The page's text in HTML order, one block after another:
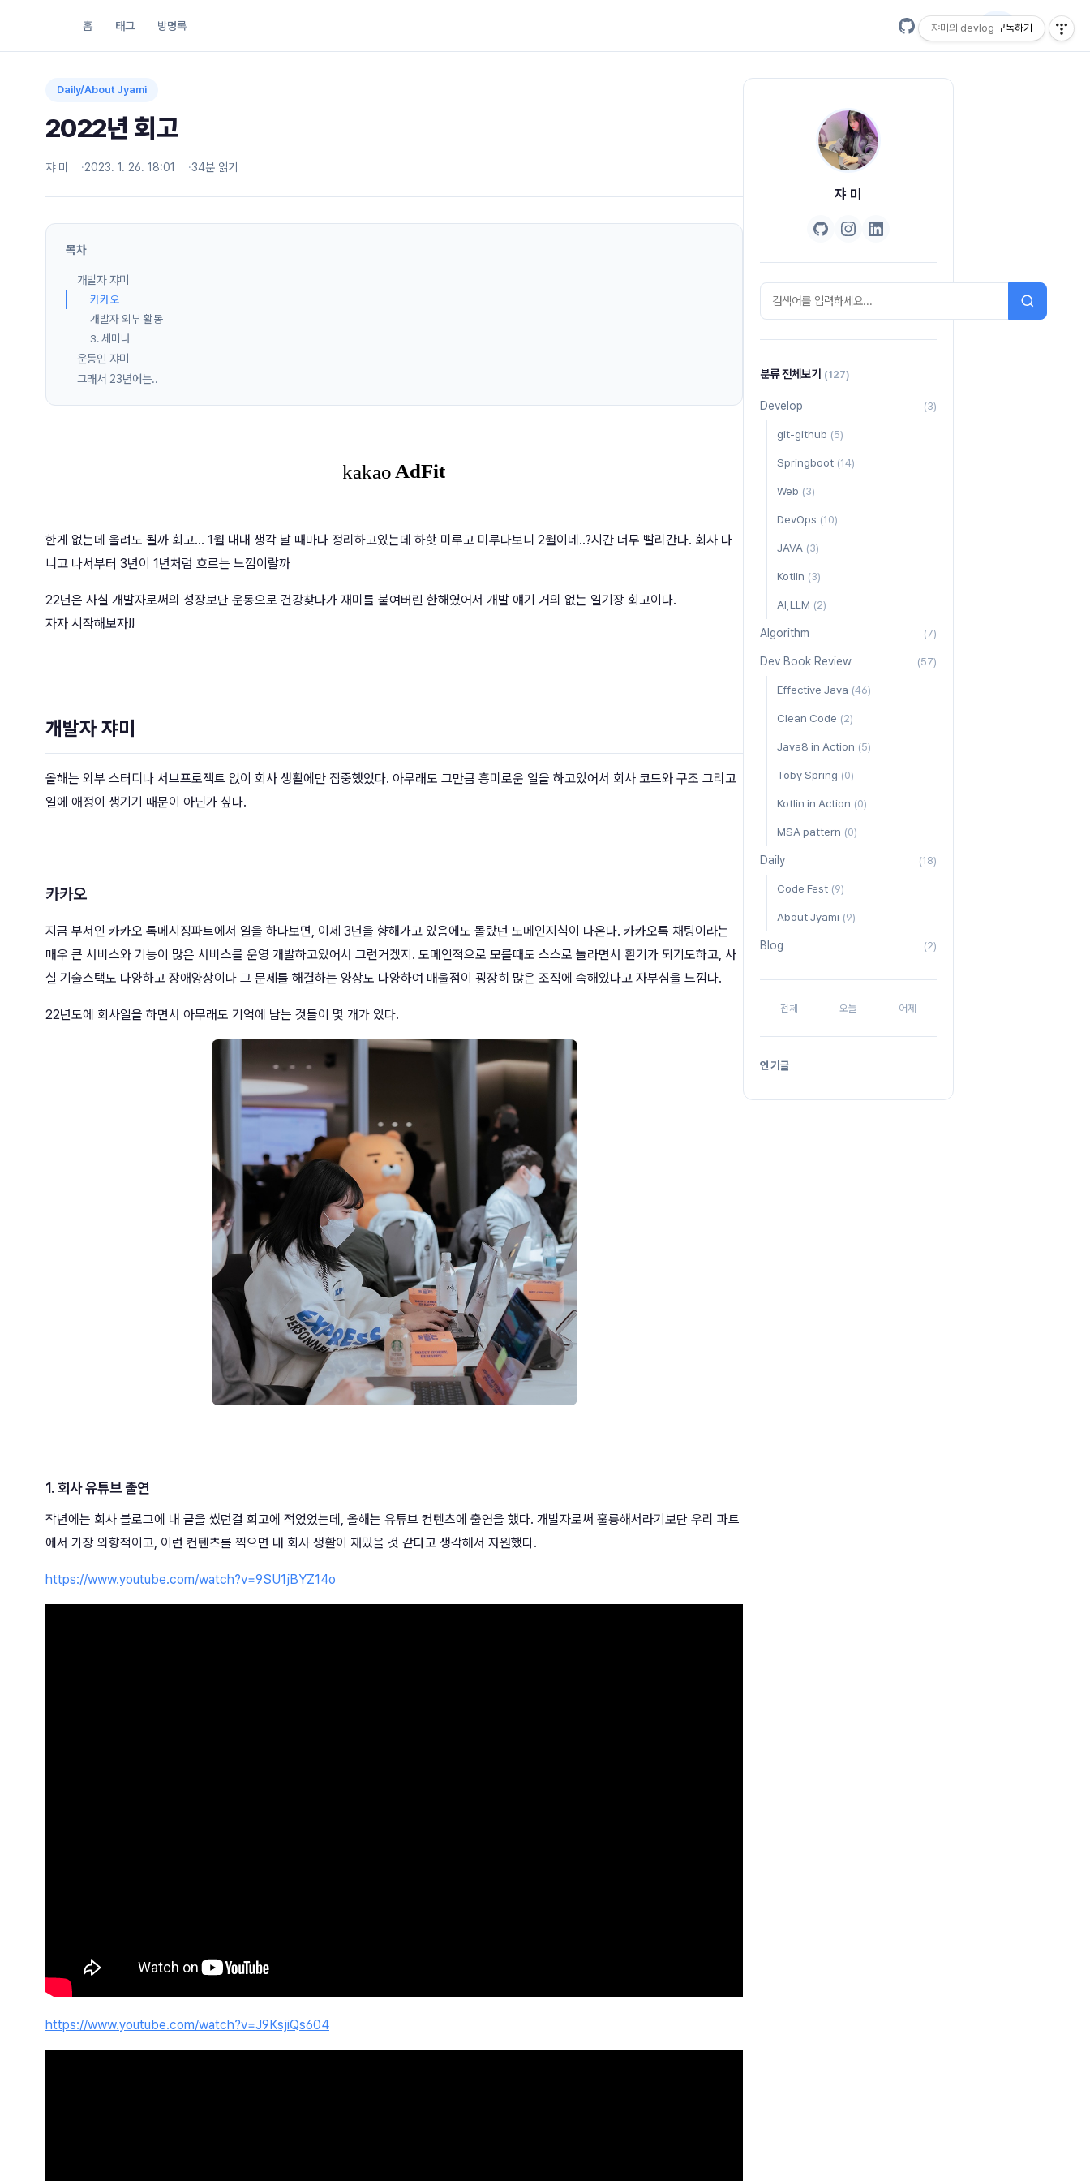
홈 태그 방명록 EN
Daily/About Jyami
2022년 회고
쟈 미 2023. 1. 26. 18:01 34분 읽기
목차
개발자 쟈미
카카오
개발자 외부 활동
3. 세미나
운동인 쟈미
그래서 23년에는..
한게 없는데 올려도 될까 회고... 1월 내내 생각 날 때마다 정리하고있는데 하핫 미루고 미루다보니 2월이네..?시간 너무 빨리간다. 회사 다
니고 나서부터 3년이 1년처럼 흐르는 느낌이랄까
22년은 사실 개발자로써의 성장보단 운동으로 건강찾다가 재미를 붙여버린 한해였어서 개발 얘기 거의 없는 일기장 회고이다.
자자 시작해보자!!
개발자 쟈미
올해는 외부 스터디나 서브프로젝트 없이 회사 생활에만 집중했었다. 아무래도 그만큼 흥미로운 일을 하고있어서 회사 코드와 구조 그리고
일에 애정이 생기기 때문이 아닌가 싶다.
카카오
지금 부서인 카카오 톡메시징파트에서 일을 하다보면, 이제 3년을 향해가고 있음에도 몰랐던 도메인지식이 나온다. 카카오톡 채팅이라는
매우 큰 서비스와 기능이 많은 서비스를 운영 개발하고있어서 그런거겠지. 도메인적으로 모를때도 스스로 놀라면서 환기가 되기도하고, 사
실 기술스택도 다양하고 장애양상이나 그 문제를 해결하는 양상도 다양하여 매울점이 굉장히 많은 조직에 속해있다고 자부심을 느낌다.
22년도에 회사일을 하면서 아무래도 기억에 남는 것들이 몇 개가 있다.
1. 회사 유튜브 출연
작년에는 회사 블로그에 내 글을 썼던걸 회고에 적었었는데, 올해는 유튜브 컨텐츠에 출연을 했다. 개발자로써 훌륭해서라기보단 우리 파트
에서 가장 외향적이고, 이런 컨텐츠를 찍으면 내 회사 생활이 재밌을 것 같다고 생각해서 자원했다.
https://www.youtube.com/watch?v=9SU1jBYZ14o
https://www.youtube.com/watch?v=J9KsjiQs604
쟈 미
분류 전체보기 (127)
Develop (3)
git-github (5)
Springboot (14)
Web (3)
DevOps (10)
JAVA (3)
Kotlin (3)
AI,LLM (2)
Algorithm (7)
Dev Book Review (57)
Effective Java (46)
Clean Code (2)
Java8 in Action (5)
Toby Spring (0)
Kotlin in Action (0)
MSA pattern (0)
Daily (18)
Code Fest (9)
About Jyami (9)
Blog (2)
전체 오늘 어제
쟈미의 devlog 구독하기